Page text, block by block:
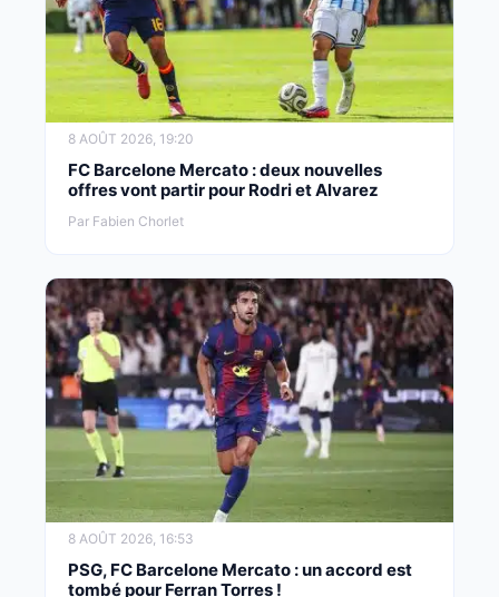
8 AOÛT 2026, 19:20
FC Barcelone Mercato : deux nouvelles
offres vont partir pour Rodri et Alvarez
Par Fabien Chorlet
8 AOÛT 2026, 16:53
PSG, FC Barcelone Mercato : un accord est
tombé pour Ferran Torres !